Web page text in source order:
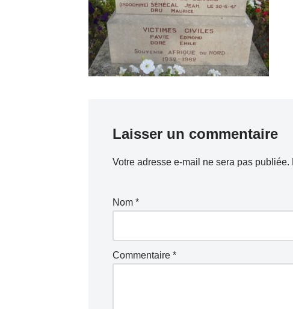
Laisser un commentaire
Votre adresse e-mail ne sera pas publiée.
Nom *
Commentaire *